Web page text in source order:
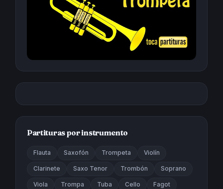
Partituras por instrumento
Flauta Saxofón Trompeta Violín
Clarinete Saxo Tenor Trombón Soprano
Viola Trompa Tuba Cello Fagot